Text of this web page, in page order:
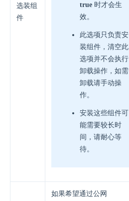
选装组
件
true 时才会生
效。
此选项只负责安
装组件，清空此
选项并不会执行
卸载操作，如需
卸载请手动操
作。
安装这些组件可
能需要较长时
间，请耐心等
待。
如果希望通过公网